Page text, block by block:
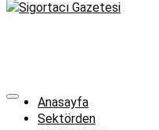
Anasayfa
Sektörden